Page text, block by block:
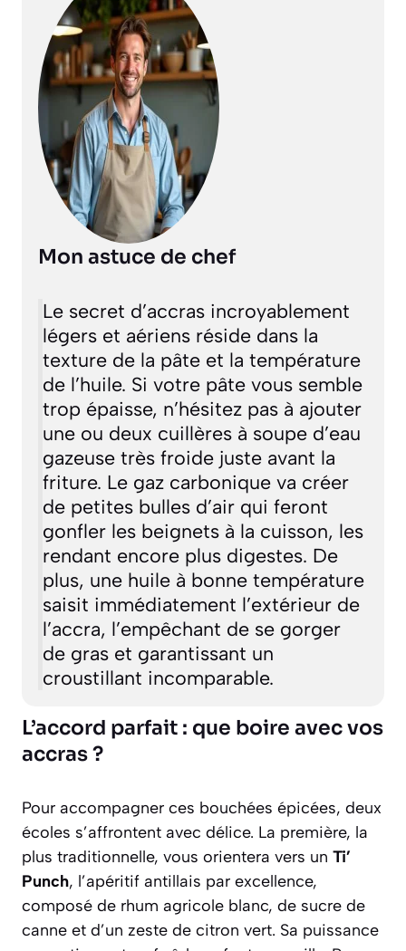
Mon astuce de chef
Le secret d’accras incroyablement
légers et aériens réside dans la
texture de la pâte et la température
de l’huile. Si votre pâte vous semble
trop épaisse, n’hésitez pas à ajouter
une ou deux cuillères à soupe d’eau
gazeuse très froide juste avant la
friture. Le gaz carbonique va créer
de petites bulles d’air qui feront
gonfler les beignets à la cuisson, les
rendant encore plus digestes. De
plus, une huile à bonne température
saisit immédiatement l’extérieur de
l’accra, l’empêchant de se gorger
de gras et garantissant un
croustillant incomparable.
L’accord parfait : que boire avec vos
accras ?
Pour accompagner ces bouchées épicées, deux
écoles s’affrontent avec délice. La première, la
plus traditionnelle, vous orientera vers un Ti’
Punch, l’apéritif antillais par excellence,
composé de rhum agricole blanc, de sucre de
canne et d’un zeste de citron vert. Sa puissance